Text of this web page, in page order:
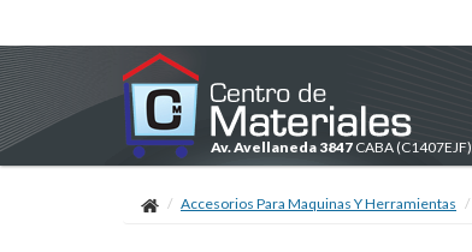
Av. Avellaneda 3847 CABA(C1407EJF)
Accesorios Para Maquinas Y Herramientas